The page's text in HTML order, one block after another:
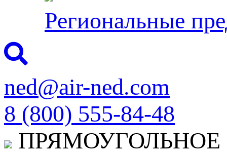
Региональные
ned@air-ned.com
8 (800) 555-84-48